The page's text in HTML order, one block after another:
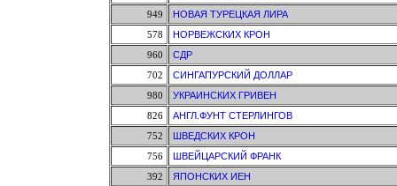
949
НОВАЯ ТУРЕЦКАЯ ЛИРА
578
НОРВЕЖСКИХ КРОН
960
СДР
702
СИНГАПУРСКИЙ ДОЛЛАР
980
УКРАИНСКИХ ГРИВЕН
826
АНГЛ.ФУНТ СТЕРЛИНГОВ
752
ШВЕДСКИХ КРОН
756
ШВЕЙЦАРСКИЙ ФРАНК
392
ЯПОНСКИХ ИЕН